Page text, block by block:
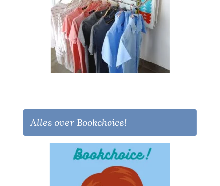
Alles over Bookchoice!